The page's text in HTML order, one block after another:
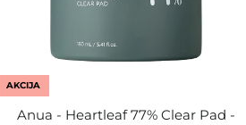
AKCIJA
Anua - Heartleaf 77% Clear Pad -